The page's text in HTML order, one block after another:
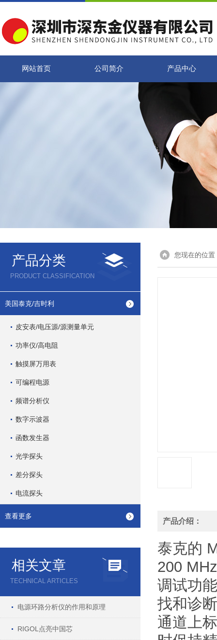
网站首页 公司简介 产品中心
产品分类
PRODUCT CLASSIFICATION
美国泰克/吉时利
皮安表/电压源/源测量单元
功率仪/高电阻
触摸屏万用表
可编程电源
频谱分析仪
数字示波器
函数发生器
光学探头
差分探头
电流探头
查看更多
相关文章
TECHNICAL ARTICLES
电源环路分析仪的作用和原理
RIGOL点亮中国芯
您现在的位置
产品介绍：
泰克的
200
调试功
找和诊
通道上